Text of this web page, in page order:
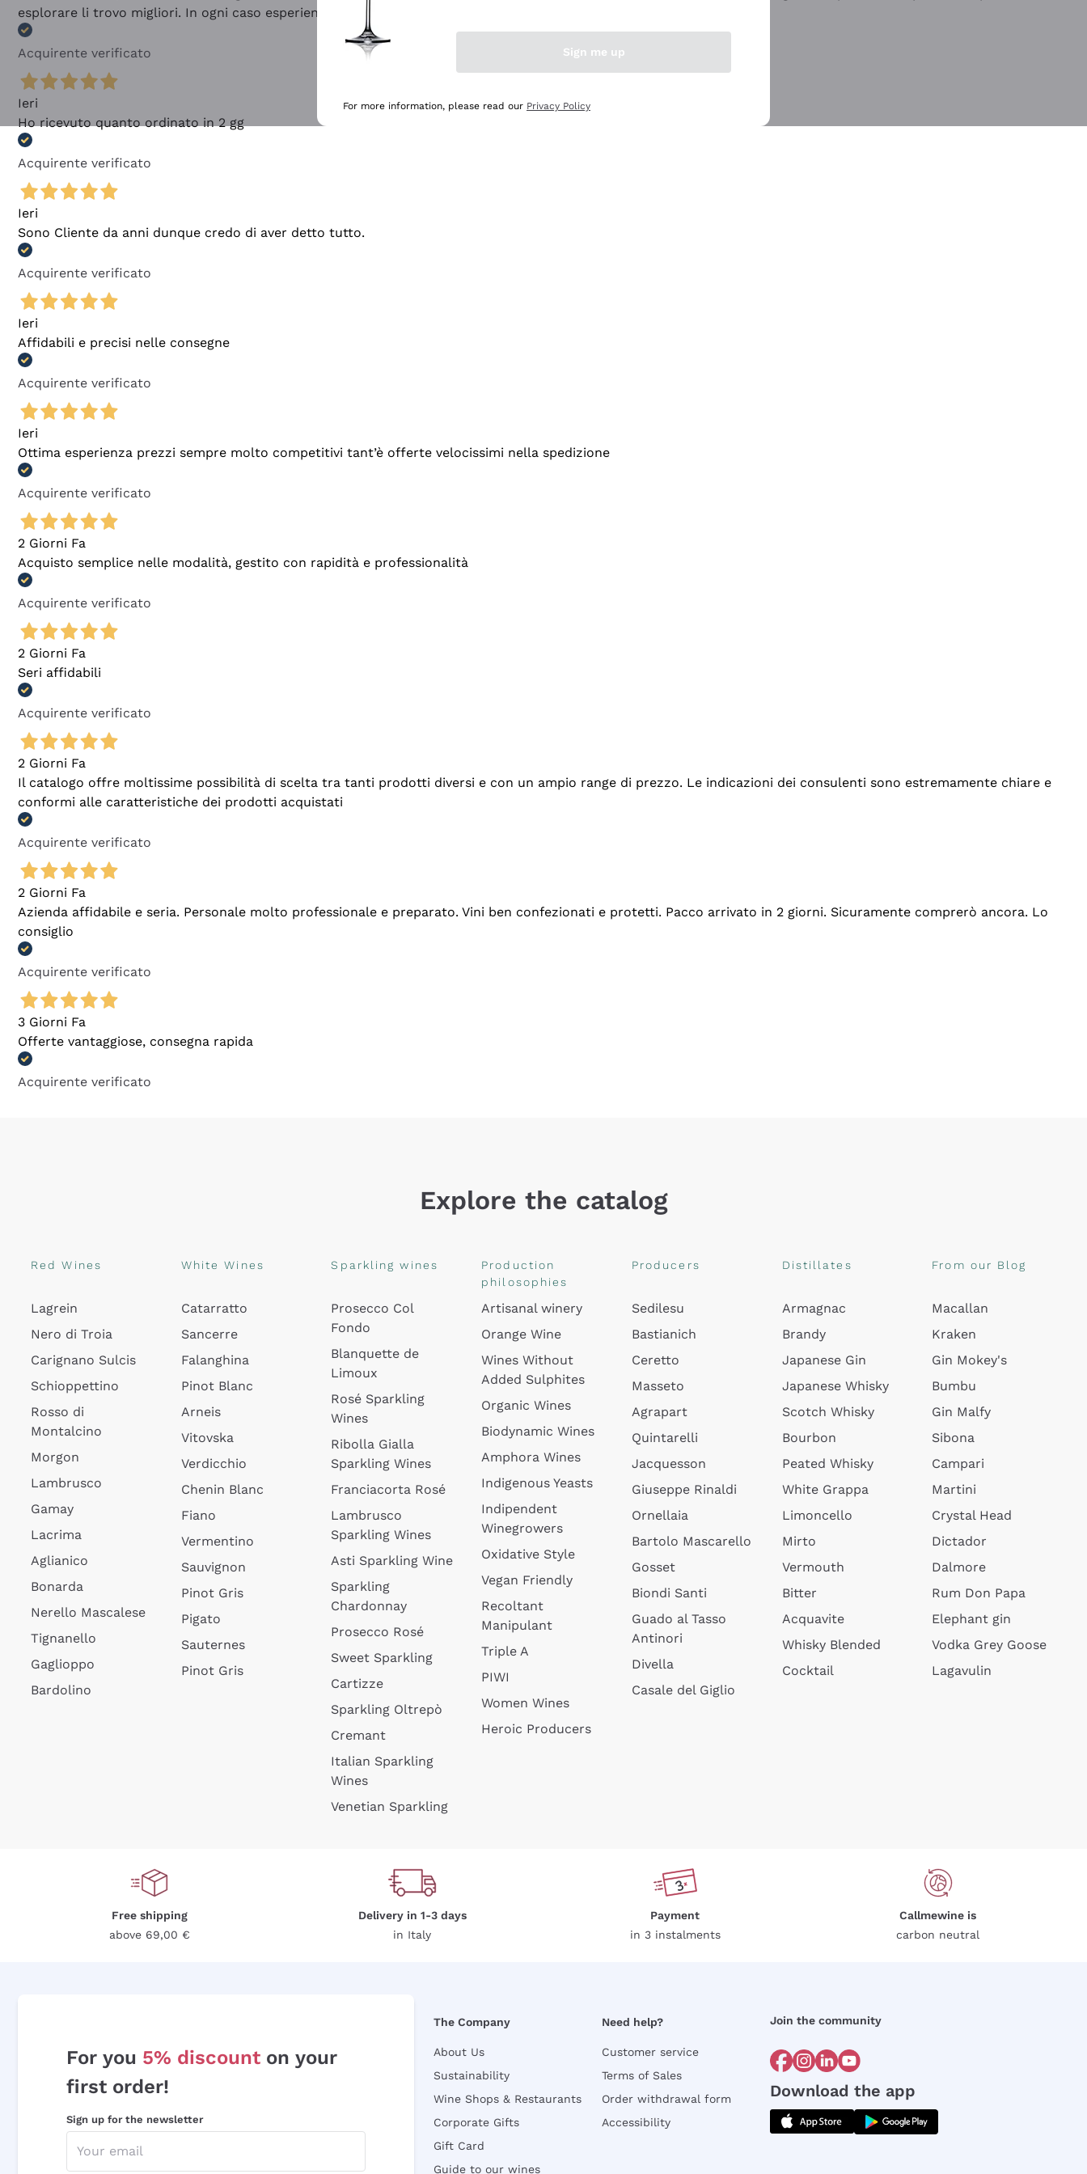
esplorare li trovo migliori. In ogni caso esperienza buona e lo consiglio! 👍
Acquirente verificato
Ieri
Ho ricevuto quanto ordinato in 2 gg
Acquirente verificato
Ieri
Sono Cliente da anni dunque credo di aver detto tutto.
Acquirente verificato
Ieri
Affidabili e precisi nelle consegne
Acquirente verificato
Ieri
Ottima esperienza prezzi sempre molto competitivi tant’è offerte velocissimi nella spedizione
Acquirente verificato
2 Giorni Fa
Acquisto semplice nelle modalità, gestito con rapidità e professionalità
Acquirente verificato
2 Giorni Fa
Seri affidabili
Acquirente verificato
2 Giorni Fa
Il catalogo offre moltissime possibilità di scelta tra tanti prodotti diversi e con un ampio range di prezzo. Le indicazioni dei consulenti sono estremamente chiare e
conformi alle caratteristiche dei prodotti acquistati
Acquirente verificato
2 Giorni Fa
Azienda affidabile e seria. Personale molto professionale e preparato. Vini ben confezionati e protetti. Pacco arrivato in 2 giorni. Sicuramente comprerò ancora. Lo
consiglio
Acquirente verificato
3 Giorni Fa
Offerte vantaggiose, consegna rapida
Acquirente verificato
Explore the catalog
Red Wines
Lagrein
Nero di Troia
Carignano Sulcis
Schioppettino
Rosso di
Montalcino
Morgon
Lambrusco
Gamay
Lacrima
Aglianico
Bonarda
Nerello Mascalese
Tignanello
Gaglioppo
Bardolino
White Wines
Catarratto
Sancerre
Falanghina
Pinot Blanc
Arneis
Vitovska
Verdicchio
Chenin Blanc
Fiano
Vermentino
Sauvignon
Pinot Gris
Pigato
Sauternes
Pinot Gris
Sparkling wines
Prosecco Col
Fondo
Blanquette de
Limoux
Rosé Sparkling
Wines
Ribolla Gialla
Sparkling Wines
Franciacorta Rosé
Lambrusco
Sparkling Wines
Asti Sparkling Wine
Sparkling
Chardonnay
Prosecco Rosé
Sweet Sparkling
Cartizze
Sparkling Oltrepò
Cremant
Italian Sparkling
Wines
Venetian Sparkling
Production
philosophies
Artisanal winery
Orange Wine
Wines Without
Added Sulphites
Organic Wines
Biodynamic Wines
Amphora Wines
Indigenous Yeasts
Indipendent
Winegrowers
Oxidative Style
Vegan Friendly
Recoltant
Manipulant
Triple A
PIWI
Women Wines
Heroic Producers
Producers
Sedilesu
Bastianich
Ceretto
Masseto
Agrapart
Quintarelli
Jacquesson
Giuseppe Rinaldi
Ornellaia
Bartolo Mascarello
Gosset
Biondi Santi
Guado al Tasso
Antinori
Divella
Casale del Giglio
Distillates
Armagnac
Brandy
Japanese Gin
Japanese Whisky
Scotch Whisky
Bourbon
Peated Whisky
White Grappa
Limoncello
Mirto
Vermouth
Bitter
Acquavite
Whisky Blended
Cocktail
From our Blog
Macallan
Kraken
Gin Mokey's
Bumbu
Gin Malfy
Sibona
Campari
Martini
Crystal Head
Dictador
Dalmore
Rum Don Papa
Elephant gin
Vodka Grey Goose
Lagavulin
Free shipping
above 69,00 €
Delivery in 1-3 days
in Italy
Payment
in 3 instalments
Callmewine is
carbon neutral
For you 5% discount on your
first order!
Sign up for the newsletter
The Company
About Us
Sustainability
Wine Shops & Restaurants
Corporate Gifts
Gift Card
Guide to our wines
Need help?
Customer service
Terms of Sales
Order withdrawal form
Accessibility
Join the community
Download the app
Sign me up
For more information, please read our Privacy Policy